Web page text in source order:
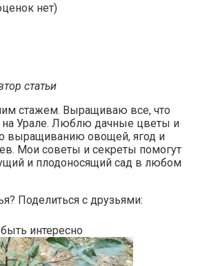
нет)
статьи
стажем. Выращиваю все, что
Урале. Люблю дачные цветы и
выращиванию овощей, ягод и
Мои советы и секреты помогут
и плодоносящий сад в любом
Поделиться с друзьями:
интересно